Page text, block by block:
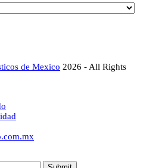
de Mexico 2026 - All Rights